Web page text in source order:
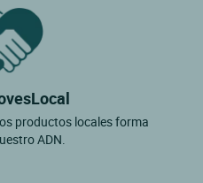
productos locales forma
ADN.